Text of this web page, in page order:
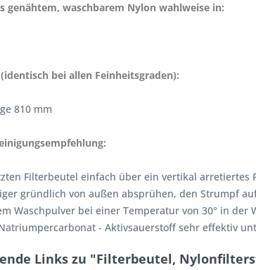
genähtem, waschbarem Nylon wahlweise in:
bei allen Feinheitsgraden):
810 mm
Filterbeutel einfach über ein vertikal
gründlich von außen absprühen, den Strumpf
Waschpulver bei einer Temperatur von 30° in
- Aktivsauerstoff sehr effektiv
Links zu "Filterbeutel,